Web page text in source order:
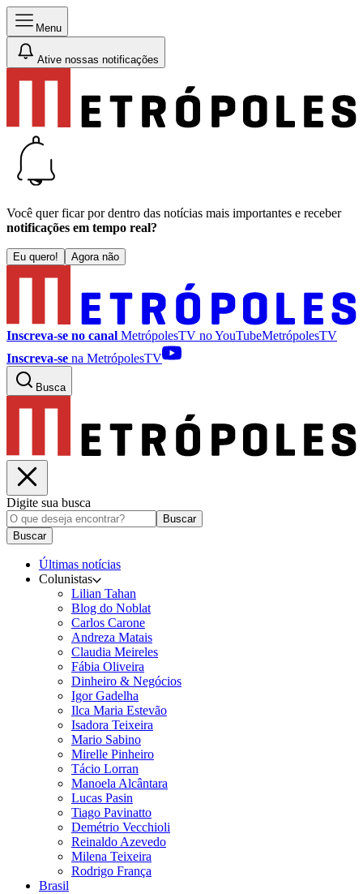
Menu
Ative nossas notificações
Você quer ficar por dentro das notícias mais importantes e receber
notificações em tempo real?
Eu quero! Agora não
Inscreva-se no canal MetrópolesTV noYouTubeMetrópolesTV
Inscreva-se na MetrópolesTV
Busca
Digite sua busca
Buscar
Buscar
Últimas notícias
Colunistas
Lilian Tahan
Blog do Noblat
Carlos Carone
Andreza Matais
Claudia Meireles
Fábia Oliveira
Dinheiro & Negócios
Igor Gadelha
Ilca Maria Estevão
Isadora Teixeira
Mario Sabino
Mirelle Pinheiro
Tácio Lorran
Manoela Alcântara
Lucas Pasin
Tiago Pavinatto
Demétrio Vecchioli
Reinaldo Azevedo
Milena Teixeira
Rodrigo França
Brasil